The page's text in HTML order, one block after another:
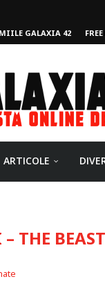
GALAXIA 42
ARTICOLE
THE BEAST